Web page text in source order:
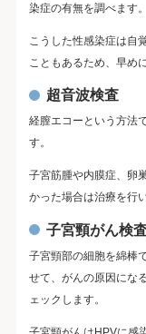
染症の有無を調べます。
こうした性感染症は自
こともあるため、早め
超音波検査
経膣エコーという方法
す。
子宮筋腫や内膜症、卵
かった場合は治療を行
子宮頸がん検
子宮頸部の細胞を綿棒
せて、がんの原因にな
ェックします。